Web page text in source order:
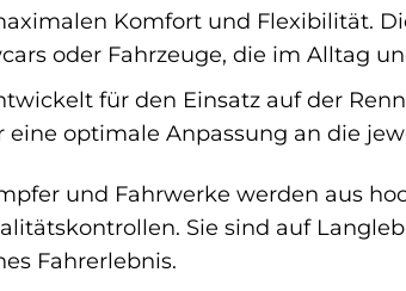
Komfort und Flexibilität.
oder Fahrzeuge, die im Alltag
für den Einsatz auf der
optimale Anpassung an die
und Fahrwerke werden aus
Sie sind auf
Fahrerlebnis.